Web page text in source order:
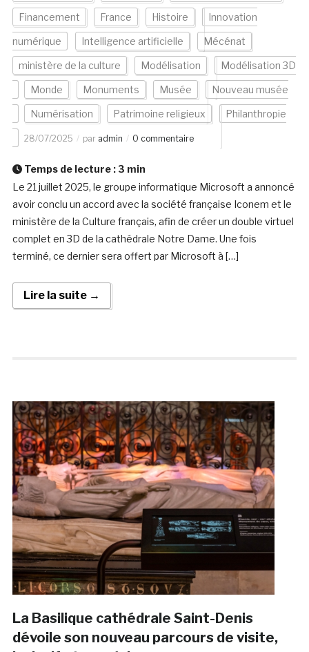
Financement France Histoire Innovation
numérique Intelligence artificielle Mécénat
ministère de la culture Modélisation Modélisation 3D
Monde Monuments Musée Nouveau musée
Numérisation Patrimoine religieux Philanthropie
28/07/2025 par admin 0 commentaire
Temps de lecture : 3 min
Le 21 juillet 2025, le groupe informatique Microsoft a annoncé
avoir conclu un accord avec la société française Iconem et le
ministère de la Culture français, afin de créer un double virtuel
complet en 3D de la cathédrale Notre Dame. Une fois
terminé, ce dernier sera offert par Microsoft à […]
Lire la suite →
La Basilique cathédrale Saint-Denis
dévoile son nouveau parcours de visite,